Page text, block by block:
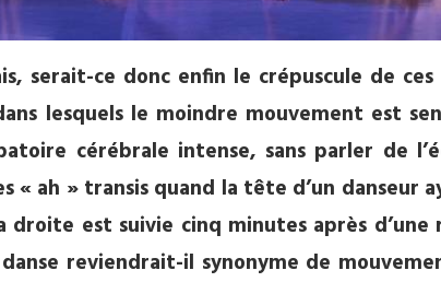
serait-ce donc enfin le crépuscule de
lesquels le moindre mouvement est
cérébrale intense, sans parler de
« ah » transis quand la tête d’un danseur
droite est suivie cinq minutes après
reviendrait-il synonyme de